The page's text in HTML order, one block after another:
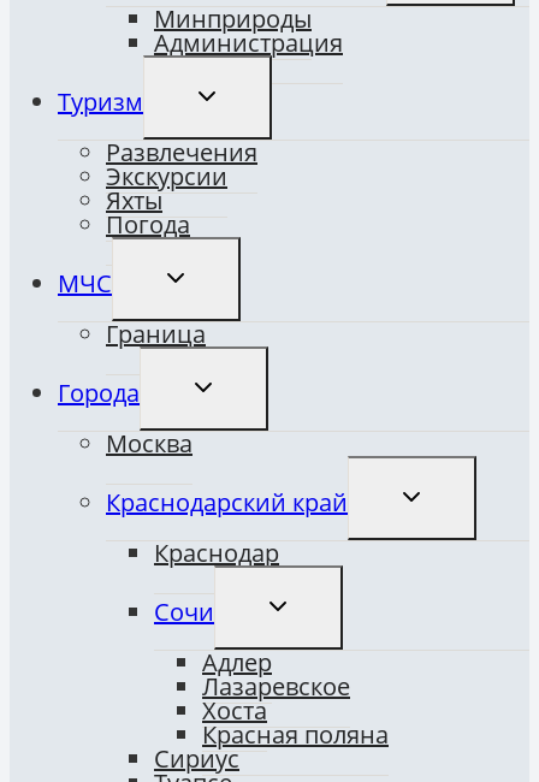
Минприроды
Администрация
Туризм
ПЕРЕКЛЮЧИТЬ
ДОЧЕРНЕЕ
Развлечения
Экскурсии
Яхты
Погода
МЧС
ПЕРЕКЛЮЧИТЬ
ДОЧЕРНЕЕ
Граница
Города
ПЕРЕКЛЮЧИТЬ
ДОЧЕРНЕЕ
Москва
Краснодарский край
ДОЧЕРНЕЕ
Краснодар
Сочи
ПЕРЕКЛЮЧИТЬ
ДОЧЕРНЕЕ
Адлер
Лазаревское
Хоста
Красная поляна
Сириус